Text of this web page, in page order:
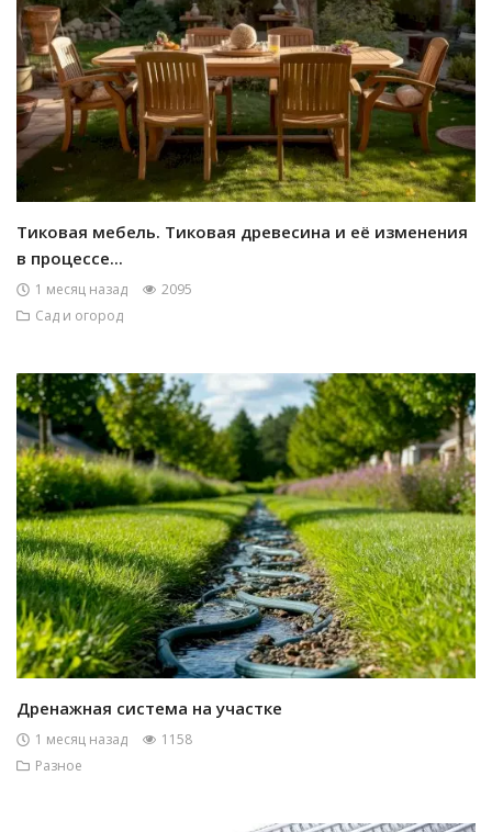
Тиковая мебель. Тиковая древесина и её изменения
в процессе...
1 месяц назад
2095
Сад и огород
Дренажная система на участке
1 месяц назад
1158
Разное